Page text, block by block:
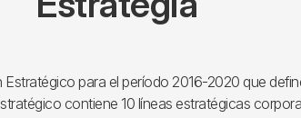
para el período 2016-2020 que
contiene 10 líneas estratégicas